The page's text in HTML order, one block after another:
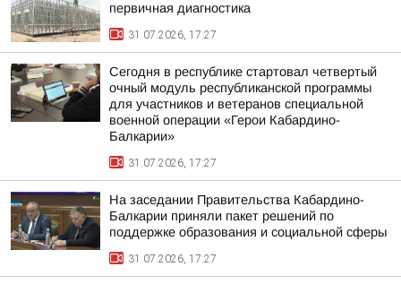
первичная диагностика
31.07.2026, 17:27
Сегодня в республике стартовал четвертый
очный модуль республиканской программы
для участников и ветеранов специальной
военной операции «Герои Кабардино-
Балкарии»
31.07.2026, 17:27
На заседании Правительства Кабардино-
Балкарии приняли пакет решений по
поддержке образования и социальной сферы
31.07.2026, 17:27